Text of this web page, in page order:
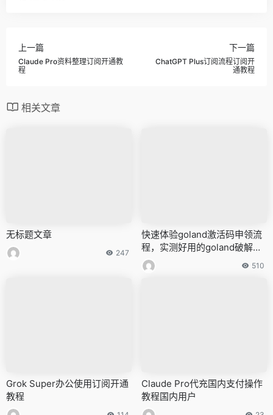
上一篇
Claude Pro资料整理订阅开通教
程
下一篇
ChatGPT Plus订阅流程订阅开
通教程
相关文章
无标题文章
247
快速体验goland激活码申领流
程，实测好用的goland破解教
程
510
Grok Super办公使用订阅开通
教程
Claude Pro代充国内支付操作
教程国内用户